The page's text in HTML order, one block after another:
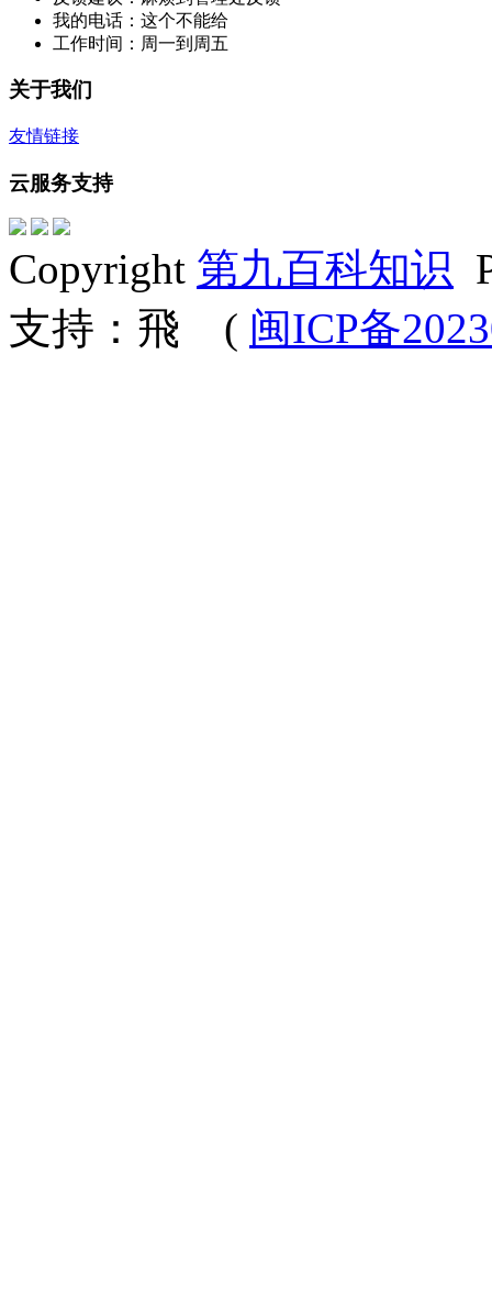
我的电话：这个不能给
工作时间：周一到周五
关于我们
友情链接
云服务支持
Copyright 第九百科知识
支持：飛
( 闽ICP备